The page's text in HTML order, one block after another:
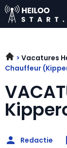
Vacatures
Chauffeur
Redactie